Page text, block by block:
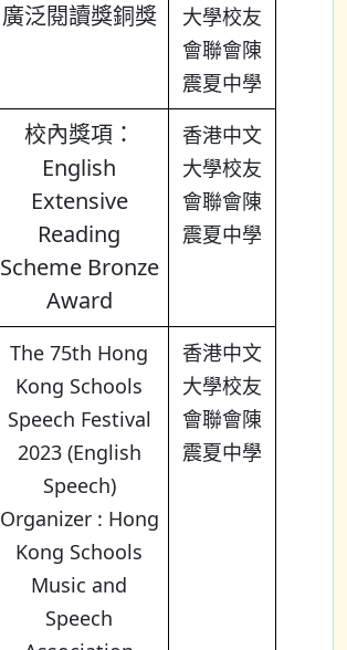
廣泛閱讀獎銅獎
大學校友
會聯會陳
震夏中學
校內獎項：
English
Extensive
Reading
Scheme Bronze
Award
香港中文
大學校友
會聯會陳
震夏中學
The 75th Hong
Kong Schools
Speech Festival
2023 (English
Speech)
Organizer : Hong
Kong Schools
Music and
Speech
香港中文
大學校友
會聯會陳
震夏中學